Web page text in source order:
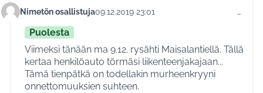
Kommentti 265
Nimetön osallistuja09.12.2019 23:01 …
Puolesta
Viimeksi tänään ma 9.12. rysähti Maisalantiellä. Tällä
kertaa henkilöauto törmäsi liikenteenjakajaan...
Tämä tienpätkä on todellakin murheenkryyni
onnettomuuksien suhteen.